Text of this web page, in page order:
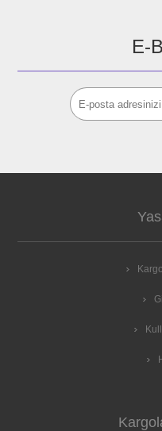
E-